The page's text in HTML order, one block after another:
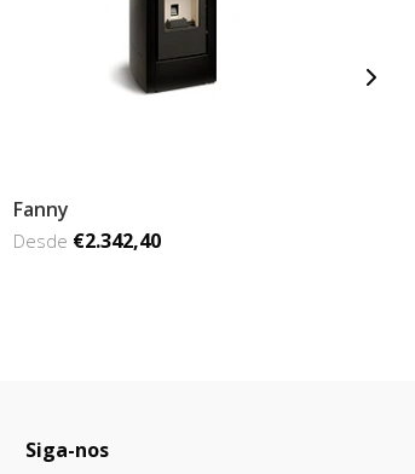
Fanny
Desde €2.342,40
Siga-nos